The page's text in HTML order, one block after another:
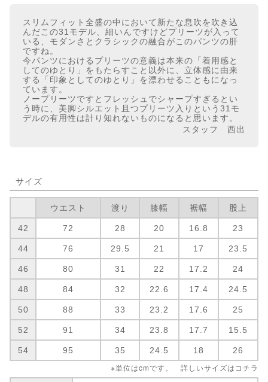
スリムフィット全盛の中において新たな息吹を吹き込
んだこの31モデル、細いんですけどプリーツが入って
いる、モダンさとクラシックの融合がこのパンツの肝
ですね。
今パンツにおけるプリーツの意義は本来の「着用感と
してのゆとり」をもたらすこと以外に、立体感に由来
する「印象としてのゆとり」を漂わせることもになっ
ています。
ノープリーツですとフレッシュでシャープすぎるとい
う時に、美脚シルエット且つプリーツ入りという31モ
デルの有用性は計り知れないものになると思います。
スタッフ 西出
サイズ
ウエスト 渡り 膝幅 裾幅 股上
42 72 28 20 16.8 23
44 76 29.5 21 17 23.5
46 80 31 22 17.2 24
48 84 32 22.6 17.4 24.5
50 88 33 23.2 17.6 25
52 91 34 23.8 17.7 15.5
54 95 35 24.5 18 26
※単位はcmです。 詳しいサイズは コチラ